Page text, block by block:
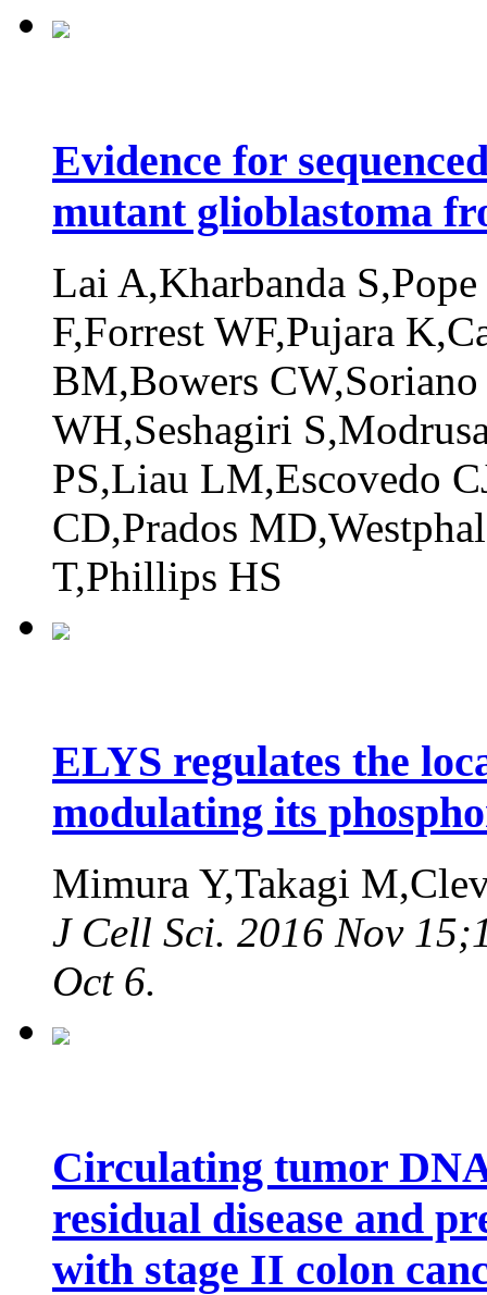
Evidence for
mutant glioblastoma
Lai A,Kharbanda
F,Forrest WF,Pujara
BM,Bowers
WH,Seshagiri
PS,Liau LM,Escovedo
CD,Prados
T,Phillips HS
ELYS regulates the
modulating its
Mimura Y,Takagi
J Cell Sci. 2016 Nov
Oct 6.
Circulating tumor
residual disease and
with stage II colon